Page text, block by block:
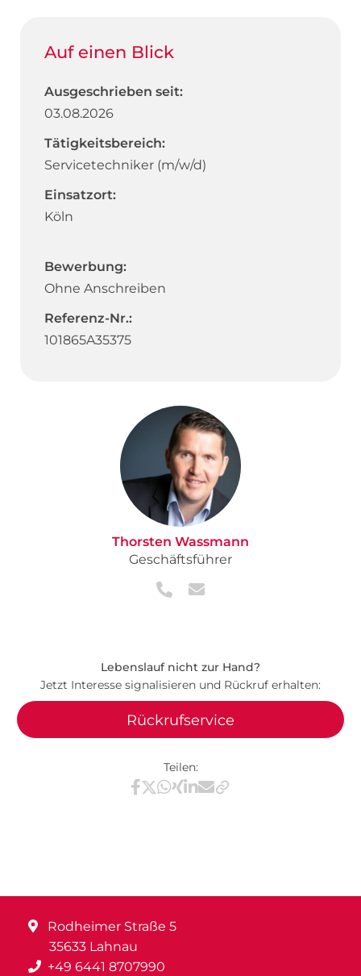
Auf einen Blick
Ausgeschrieben seit:
03.08.2026
Tätigkeitsbereich:
Servicetechniker (m/w/d)
Einsatzort:
Köln
Bewerbung:
Ohne Anschreiben
Referenz-Nr.:
101865A35375
Thorsten Wassmann
Geschäftsführer
Lebenslauf nicht zur Hand?
Jetzt Interesse signalisieren und Rückruf erhalten:
Rückrufservice
Teilen:
Teilen via Facebook
Teilen via X / Twitter
Teilen via WhatsApp
Teilen via Xing
Teilen via LinkedIn
Teilen via E-Mail
Rodheimer Straße 5
35633 Lahnau
+49 6441 8707990